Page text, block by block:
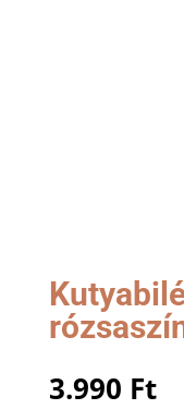
3.990 Ft